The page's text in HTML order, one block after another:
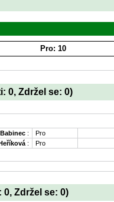
Pro: 10
0, Zdržel se: 0)
Babinec : Pro
: Pro
0, Zdržel se: 0)